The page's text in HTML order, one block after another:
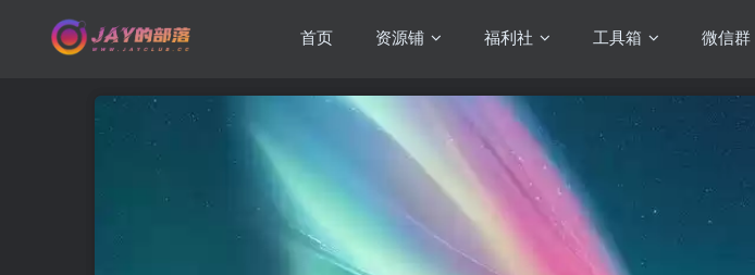
首页 资源铺 福利社 工具箱 微信群